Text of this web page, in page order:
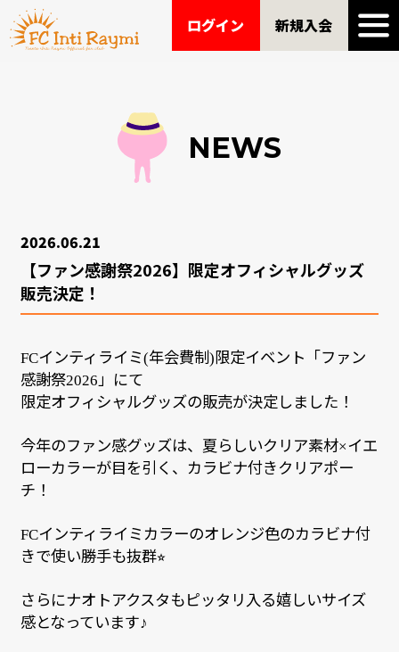
ログイン 新規入会
NEWS
2026.06.21
【ファン感謝祭2026】限定オフィシャルグッズ
販売決定！
FCインティライミ(年会費制)限定イベント「ファン
感謝祭2026 」にて
限定オフィシャルグッズの販売が決定しました！
今年のファン感グッズは、夏らしいクリア素材× イエ
ローカラーが目を引く、カラビナ付きクリアポー
チ！
FCインティライミカラーのオレンジ色のカラビナ付
きで使い勝手も抜群⭐︎
さらにナオトアクスタもピッタリ入る嬉しいサイズ
感となっています♪